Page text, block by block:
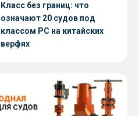
Класс без границ: что
означают 20 судов под
классом РС на китайских
верфях